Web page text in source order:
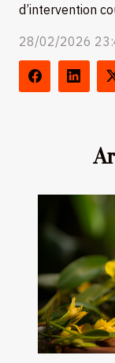
d’intervention
28/02/2026